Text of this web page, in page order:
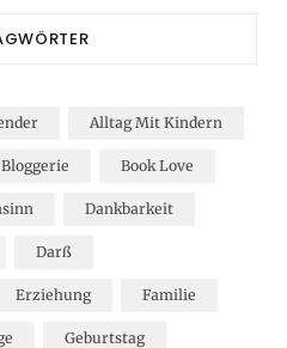
Alltag Mit Kindern
Bloggerie Book Love
Dankbarkeit
Darß
Erziehung Familie
Geburtstag